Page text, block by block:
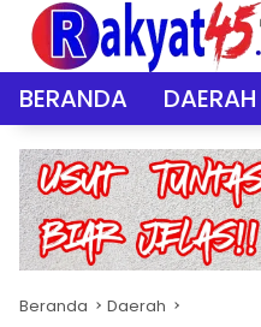
Langsung
konten
BERANDA DAERAH
Beranda Daerah